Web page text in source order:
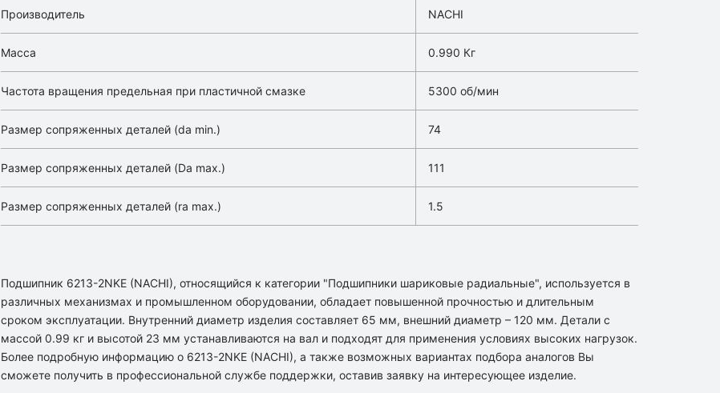
Производитель NACHI
Масса 0.990 Кг
Частота вращения предельная при пластичной смазке 5300 об/мин
Размер сопряженных деталей (da min.) 74
Размер сопряженных деталей (Da max.) 111
Размер сопряженных деталей (ra max.) 1.5
Подшипник 6213-2NKE (NACHI), относящийся к категории "Подшипники шариковые радиальные", используется в
различных механизмах и промышленном оборудовании, обладает повышенной прочностью и длительным
сроком эксплуатации. Внутренний диаметр изделия составляет 65 мм, внешний диаметр – 120 мм. Детали с
массой 0.99 кг и высотой 23 мм устанавливаются на вал и подходят для применения условиях высоких нагрузок.
Более подробную информацию о 6213-2NKE (NACHI), а также возможных вариантах подбора аналогов Вы
сможете получить в профессиональной службе поддержки, оставив заявку на интересующее изделие.